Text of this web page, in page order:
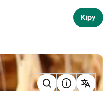
Кіру